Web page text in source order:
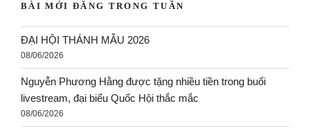
BÀI MỚI ĐĂNG TRONG TUẦN
ĐẠI HỘI THÁNH MẪU 2026
08/06/2026
Nguyễn Phương Hằng được tặng nhiều tiền trong buổi
livestream, đại biểu Quốc Hội thắc mắc
08/06/2026